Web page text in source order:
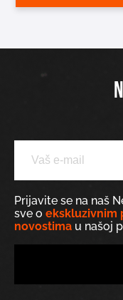
Prijavite se na naš
sve o ekskluzivnim
novostima u našoj